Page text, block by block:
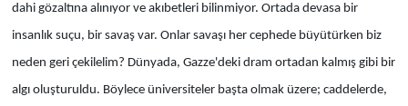
dahi gözaltına alınıyor ve akıbetleri bilinmiyor. Ortada devasa bir
insanlık suçu, bir savaş var. Onlar savaşı her cephede büyütürken biz
neden geri çekilelim? Dünyada, Gazze'deki dram ortadan kalmış gibi bir
algı oluşturuldu. Böylece üniversiteler başta olmak üzere; caddelerde,